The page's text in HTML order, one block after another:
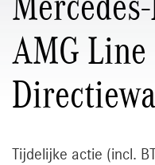
AMG Line
Tijdelijke actie (incl.